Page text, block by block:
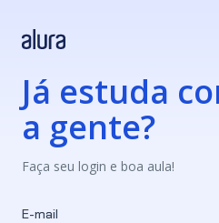
Já estuda
a gente?
Faça seu login e boa aula!
E-mail